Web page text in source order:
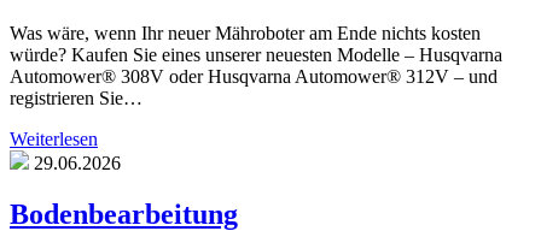
Was wäre, wenn Ihr neuer Mähroboter am Ende nichts kosten
würde? Kaufen Sie eines unserer neuesten Modelle – Husqvarna
Automower® 308V oder Husqvarna Automower® 312V – und
registrieren Sie…
Weiterlesen
29.06.2026
Bodenbearbeitung